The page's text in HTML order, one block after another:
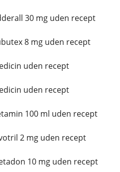
30 mg uden recept
8 mg uden recept
uden recept
uden recept
100 ml uden recept
2 mg uden recept
10 mg uden recept